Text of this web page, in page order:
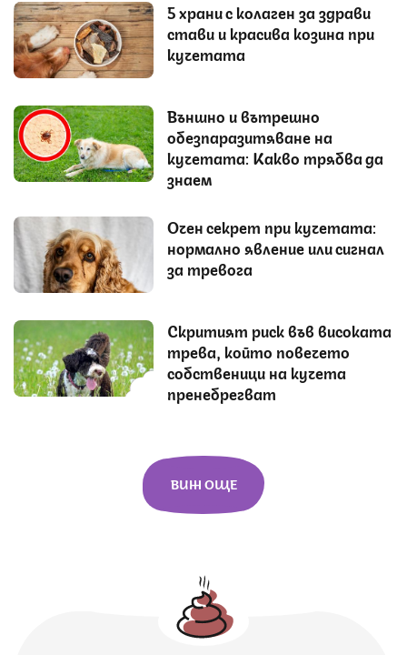
5 храни с колаген за здрави
стави и красива козина при
кучетата
Външно и вътрешно
обезпаразитяване на
кучетата: Какво трябва да
знаем
Очен секрет при кучетата:
нормално явление или сигнал
за тревога
Скритият риск във високата
трева, който повечето
собственици на кучета
пренебрегват
ВИЖ ОЩЕ